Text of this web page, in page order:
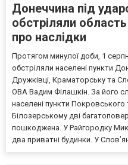
Донеччина під
обстріляли
про наслідки
Протягом минулої доби, 1
обстріляли населені пункти
Дружківці, Краматорську та
ОВА Вадим Філашкін. За його
населені пункти
Білозерському дві
пошкоджена. У Райгородку
два приватні будинки. У